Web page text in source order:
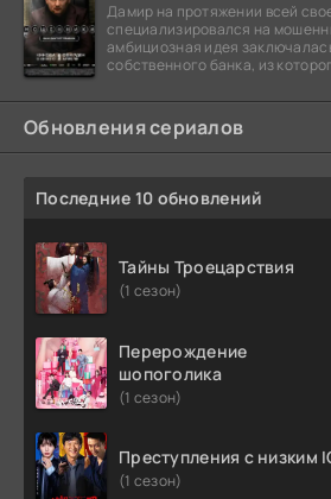
Дамир на протяжении всей
специализировался на
амбициозная идея
собственного банка, из
Обновления сериалов
Последние 10 обновлений
Тайны Троецарствия
(1 сезон)
Перерождение
шопоголика
(1 сезон)
Преступления с низким
(1 сезон)